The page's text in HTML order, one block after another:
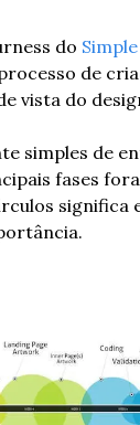
do
de
vista do
simples de
fases
significa